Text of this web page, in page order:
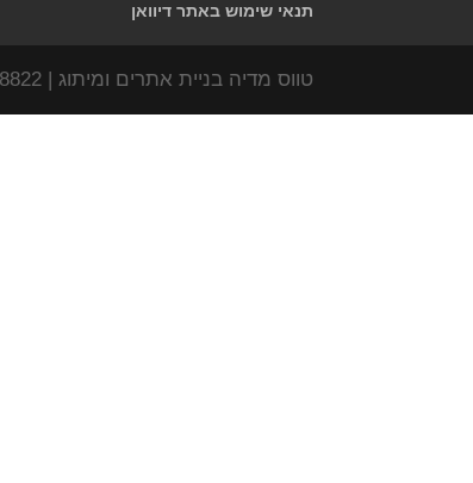
תנאי שימוש באתר דיוואן
טווס מדיה בניית אתרים ומיתוג | www.tavas-media.com | 052-8908822